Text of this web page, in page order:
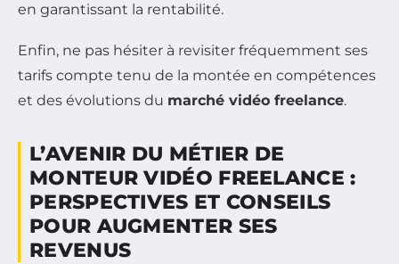
en garantissant la rentabilité.
Enfin, ne pas hésiter à revisiter fréquemment ses
tarifs compte tenu de la montée en compétences
et des évolutions du marché vidéo freelance.
L’AVENIR DU MÉTIER DE
MONTEUR VIDÉO FREELANCE :
PERSPECTIVES ET CONSEILS
POUR AUGMENTER SES
REVENUS